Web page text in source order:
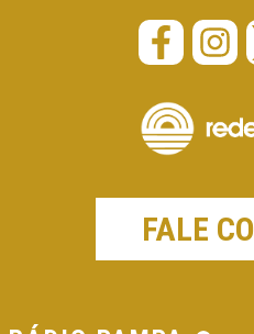
FALE